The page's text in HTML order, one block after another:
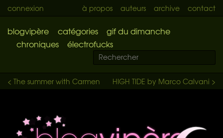
connexion à propos auteurs archive contact
blogvipère catégories
gif du dimanche
chroniques
électrofucks
HIGH TIDE by Marco Calvani >
< The summer with Carmen